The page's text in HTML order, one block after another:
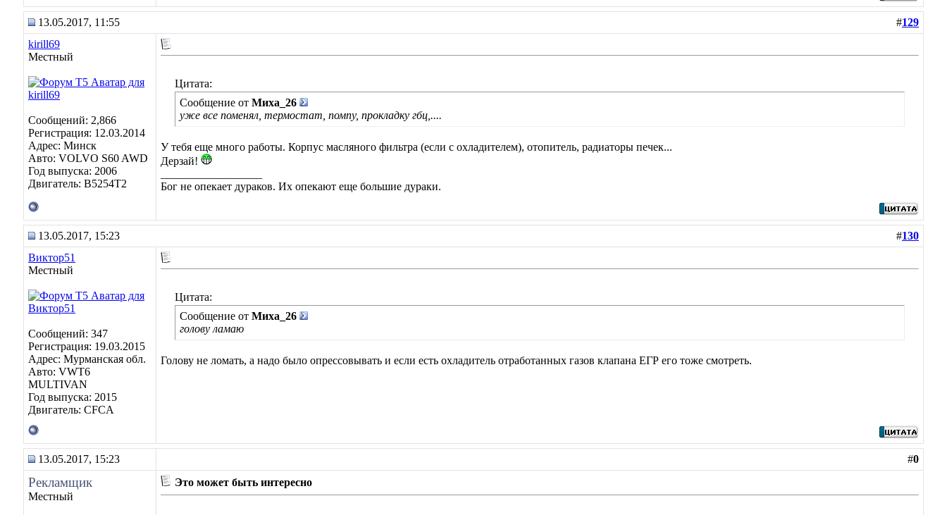
13.05.2017, 11:55 #129
kirill69
Местный
Сообщений: 2,866
Регистрация: 12.03.2014
Адрес: Минск
Авто: VOLVO S60 AWD
Год выпуска: 2006
Двигатель: B5254T2
Цитата:
Сообщение от Миха_26
уже все поменял, термостат, помпу, прокладку гбц,....
У тебя еще много работы. Корпус масляного фильтра (если с охладителем), отопитель, радиаторы печек...
Дерзай!
Бог не опекает дураков. Их опекают еще большие дураки.
13.05.2017, 15:23 #130
Виктор51
Местный
Сообщений: 347
Регистрация: 19.03.2015
Адрес: Мурманская обл.
Авто: VWT6
MULTIVAN
Год выпуска: 2015
Двигатель: CFCA
Цитата:
Сообщение от Миха_26
голову ламаю
Голову не ломать, а надо было опрессовывать и если есть охладитель отработанных газов клапана ЕГР его тоже смотреть.
13.05.2017, 15:23 #0
Рекламщик
Местный
Это может быть интересно